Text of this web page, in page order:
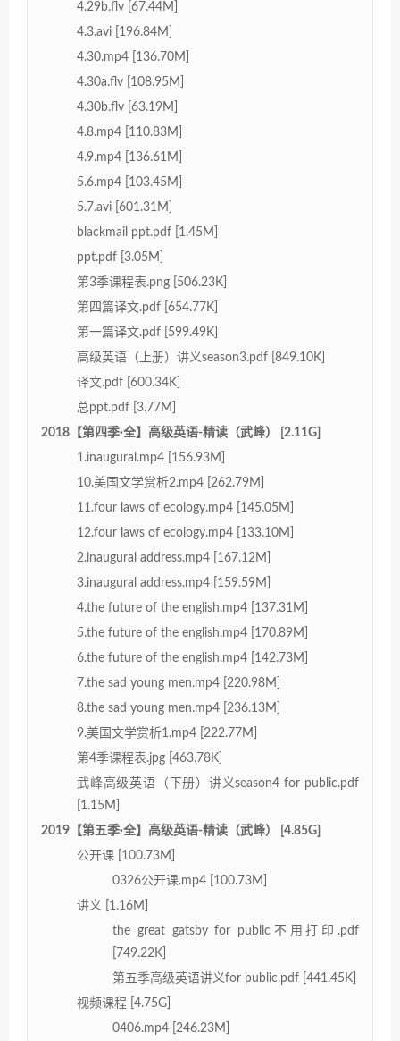
4.29b.flv [67.44M]
4.3.avi [196.84M]
4.30.mp4 [136.70M]
4.30a.flv [108.95M]
4.30b.flv [63.19M]
4.8.mp4 [110.83M]
4.9.mp4 [136.61M]
5.6.mp4 [103.45M]
5.7.avi [601.31M]
blackmail ppt.pdf [1.45M]
ppt.pdf [3.05M]
第3季课程表.png [506.23K]
第四篇译文.pdf [654.77K]
第一篇译文.pdf [599.49K]
高级英语（上册）讲义season3.pdf [849.10K]
译文.pdf [600.34K]
总ppt.pdf [3.77M]
2018【第四季·全】高级英语-精读（武峰） [2.11G]
1.inaugural.mp4 [156.93M]
10.美国文学赏析2.mp4 [262.79M]
11.four laws of ecology.mp4 [145.05M]
12.four laws of ecology.mp4 [133.10M]
2.inaugural address.mp4 [167.12M]
3.inaugural address.mp4 [159.59M]
4.the future of the english.mp4 [137.31M]
5.the future of the english.mp4 [170.89M]
6.the future of the english.mp4 [142.73M]
7.the sad young men.mp4 [220.98M]
8.the sad young men.mp4 [236.13M]
9.美国文学赏析1.mp4 [222.77M]
第4季课程表.jpg [463.78K]
武峰高级英语（下册）讲义season4 for public.pdf
[1.15M]
2019【第五季·全】高级英语-精读（武峰） [4.85G]
公开课 [100.73M]
0326公开课.mp4 [100.73M]
讲义 [1.16M]
the great gatsby for public不用打印.pdf
[749.22K]
第五季高级英语讲义for public.pdf [441.45K]
视频课程 [4.75G]
0406.mp4 [246.23M]